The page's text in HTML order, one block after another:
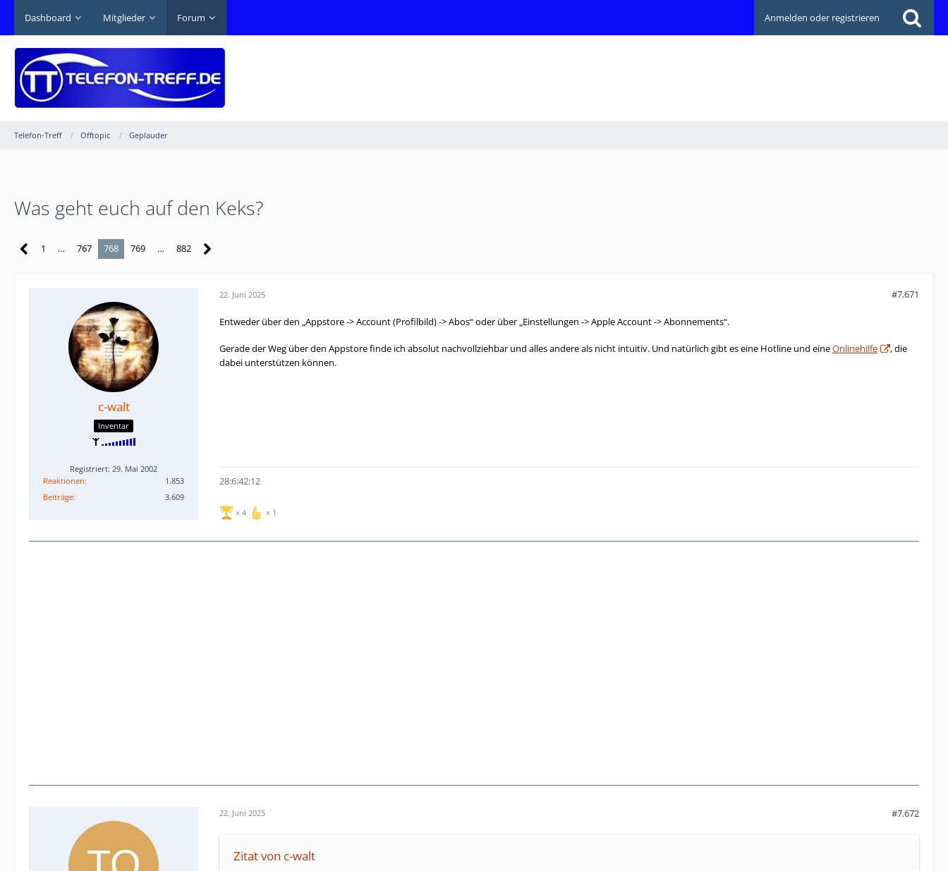
Dashboard Mitglieder Forum Anmelden oder registrieren
Telefon-Treff Offtopic Geplauder
Was geht euch auf den Keks?
1 … 767 768 769 … 882
c-walt
Inventar
Registriert: 29. Mai 2002
Reaktionen
1.853
Beiträge
3.609
22. Juni 2025 #7.671
Entweder über den „Appstore -> Account (Profilbild) -> Abos“ oder über „Einstellungen -> Apple Account -> Abonnements“.
Gerade der Weg über den Appstore finde ich absolut nachvollziehbar und alles andere als nicht intuitiv. Und natürlich gibt es eine Hotline und eineOnlinehilfe
, die
dabei unterstützen können.
28:6:42:12
4 1
22. Juni 2025 #7.672
Zitat von c-walt